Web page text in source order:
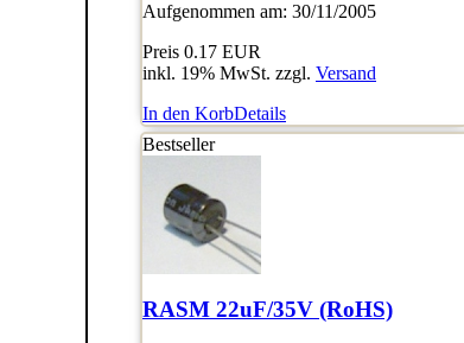
Aufgenommen am: 30/11/2005
Preis 0.17 EUR
inkl. 19% MwSt. zzgl. Versand
In den KorbDetails
Bestseller
RASM 22uF/35V (RoHS)